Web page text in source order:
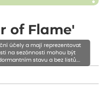
of Flame'
účely a mají reprezentovat
na sezónnosti mohou být
stavu a bez listů.
níže, než je uvedená výška,